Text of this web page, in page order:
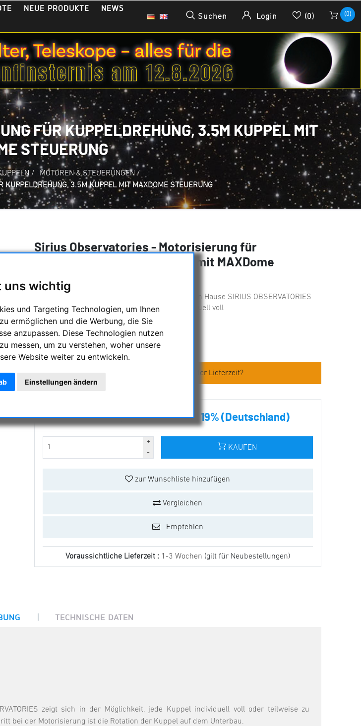
uns wichtig
und Targeting Technologien, um Ihnen
ermöglichen und die Werbung, die Sie
anzupassen. Diese Technologien nutzen
messen, um zu verstehen, woher unsere
Website weiter zu entwickeln.
Einstellungen ändern
NEUE PRODUKTE
NEWS
Suchen Login (0) (0)
FÜR KUPPELDREHUNG, 3.5M KUPPEL MIT
STEUERUNG
/ MOTOREN & STEUERUNGEN /
KUPPELDREHUNG, 3.5M KUPPEL MIT MAXDOME STEUERUNG
Sirius Observatories - Motorisierung für
Kuppeldrehung, 3.5m Kuppel mit MAXDome
Steuerung
Ein weiterer grosser Vorteil der Kuppeln aus dem Hause SIRIUS OBSERVATORIES
zeigt sich in der Möglichkeit, jede Kuppel individuell voll
Hersteller : Sirius Observatories
Artikelnummer :SOCPTD3.5
Fragen zum Artikel oder Lieferzeit?
Preis:4263,00 € inkl. MwSt. 19% (Deutschland)
KAUFEN
zur Wunschliste hinzufügen
Vergleichen
Empfehlen
Voraussichtliche Lieferzeit : 1-3 Wochen (gilt für Neubestellungen)
| TECHNISCHE DATEN
zeigt sich in der Möglichkeit, jede Kuppel individuell voll oder teilweise zu
bei der Motorisierung ist die Rotation der Kuppel auf dem Unterbau.